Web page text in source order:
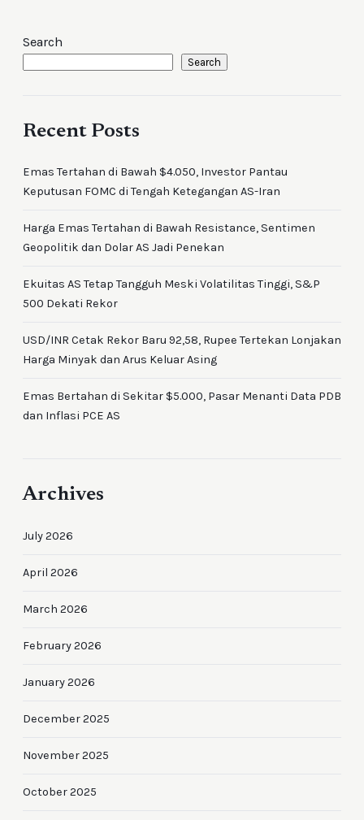
Search
Search
Recent Posts
Emas Tertahan di Bawah $4.050, Investor Pantau
Keputusan FOMC di Tengah Ketegangan AS-Iran
Harga Emas Tertahan di Bawah Resistance, Sentimen
Geopolitik dan Dolar AS Jadi Penekan
Ekuitas AS Tetap Tangguh Meski Volatilitas Tinggi, S&P
500 Dekati Rekor
USD/INR Cetak Rekor Baru 92,58, Rupee Tertekan Lonjakan
Harga Minyak dan Arus Keluar Asing
Emas Bertahan di Sekitar $5.000, Pasar Menanti Data PDB
dan Inflasi PCE AS
Archives
July 2026
April 2026
March 2026
February 2026
January 2026
December 2025
November 2025
October 2025